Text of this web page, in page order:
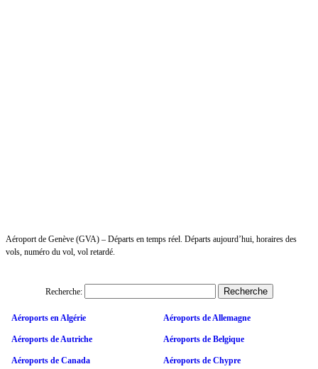
Aéroport de Genève (GVA) – Départs en temps réel. Départs aujourd’hui, horaires des
vols, numéro du vol, vol retardé.
Recherche:
Aéroports en Algérie Aéroports de Allemagne
Aéroports de Autriche Aéroports de Belgique
Aéroports de Canada Aéroports de Chypre